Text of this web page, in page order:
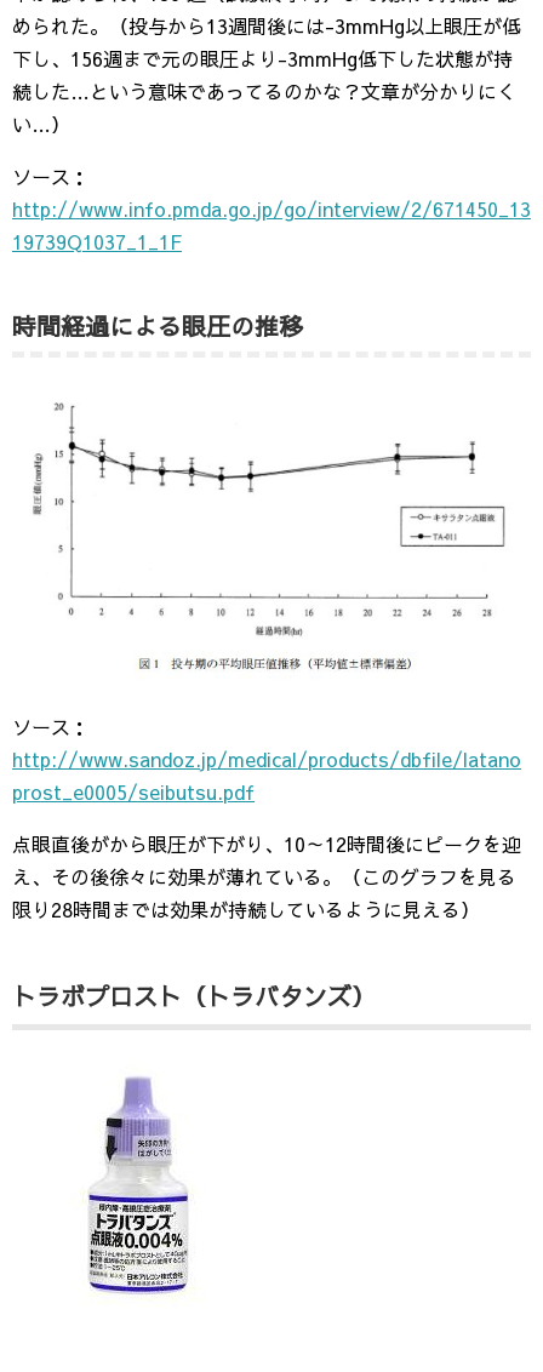
められた。（投与から13週間後には-3mmHg以上眼圧が低
下し、156週まで元の眼圧より-3mmHg低下した状態が持
続した…という意味であってるのかな？文章が分かりにく
い…）
ソース：
http://www.info.pmda.go.jp/go/interview/2/671450_13
19739Q1037_1_1F
時間経過による眼圧の推移
ソース：
http://www.sandoz.jp/medical/products/dbfile/latano
prost_e0005/seibutsu.pdf
点眼直後がから眼圧が下がり、10～12時間後にピークを迎
え、その後徐々に効果が薄れている。（このグラフを見る
限り28時間までは効果が持続しているように見える）
トラボプロスト（トラバタンズ）